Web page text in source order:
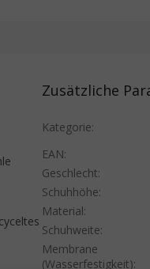
Zusätzliche
Kategorie:
EAN:
Geschlecht:
Schuhhöhe:
Material:
Schuhweite:
Membrane
(Wasserfestigkeit):